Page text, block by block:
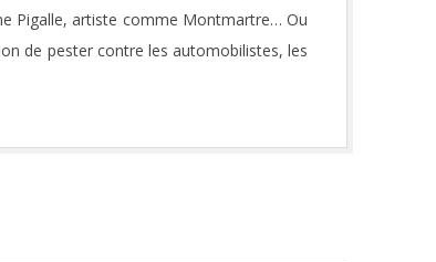
Pigalle, artiste comme Montmartre… Ou
de pester contre les automobilistes, les